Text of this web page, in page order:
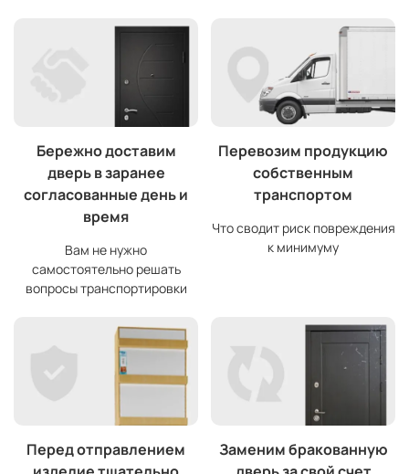
Бережно доставим
дверь в заранее
согласованные день и
время
Вам не нужно
самостоятельно решать
вопросы транспортировки
Перевозим продукцию
собственным
транспортом
Что сводит риск повреждения
к минимуму
Перед отправлением
Заменим бракованную